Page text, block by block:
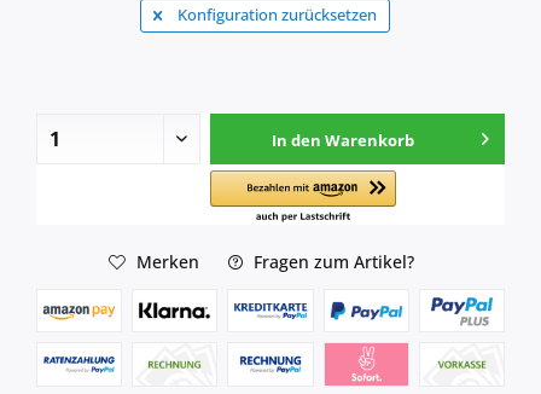
Konfiguration zurücksetzen
In den Warenkorb
Merken Fragen zum Artikel?